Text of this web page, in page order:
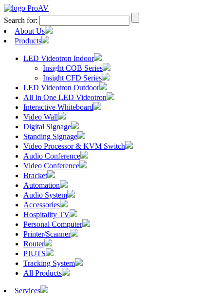
Search for:
About Us
Products
LED Videotron Indoor
Insight COB Series
Insight CFD Series
LED Videotron Outdoor
All In One LED Videotron
Interactive Whiteboard
Video Wall
Digital Signage
Standing Signage
Video Processor & KVM Switch
Audio Conference
Video Conference
Bracket
Automation
Audio System
Accessories
Hospitality TV
Personal Computer
Printer/Scanner
Router
PJUTS
Tracking System
All Products
Services